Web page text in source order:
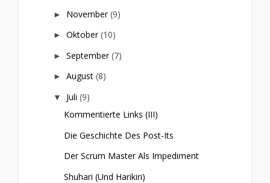
► November(9)
► Oktober(10)
► September(7)
► August (8)
▼ Juli (9)
Kommentierte Links (III)
Die Geschichte Des Post-Its
Der Scrum Master Als Impediment
Shuhari (und Harikiri)